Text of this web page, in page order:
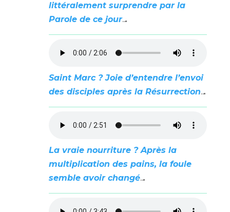
littéralement surprendre par la
Parole de ce jour...
Saint Marc ? Joie d’entendre l’envoi
des disciples après la Résurrection...
La vraie nourriture ? Après la
multiplication des pains, la foule
semble avoir changé...